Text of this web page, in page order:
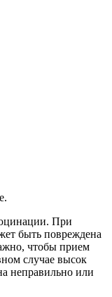
При
быть повреждена
чтобы прием
случае высок
неправильно или